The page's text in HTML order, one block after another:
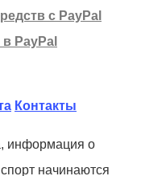
с PayPal
PayPal
Контакты
информация о
начинаются